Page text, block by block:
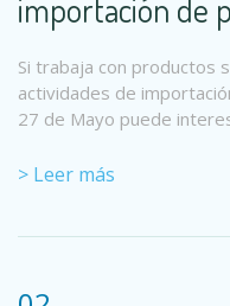
importación de
Si trabaja con productos
actividades de
27 de Mayo puede
> Leer más